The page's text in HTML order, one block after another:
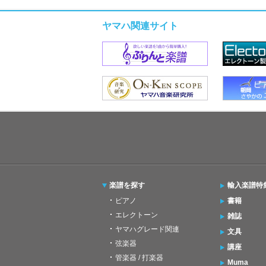
ヤマハ関連サイト
楽譜を探す
ピアノ
エレクトーン
ヤマハグレード関連
弦楽器
管楽器 / 打楽器
輸入楽譜特
書籍
雑誌
文具
講座
Muma